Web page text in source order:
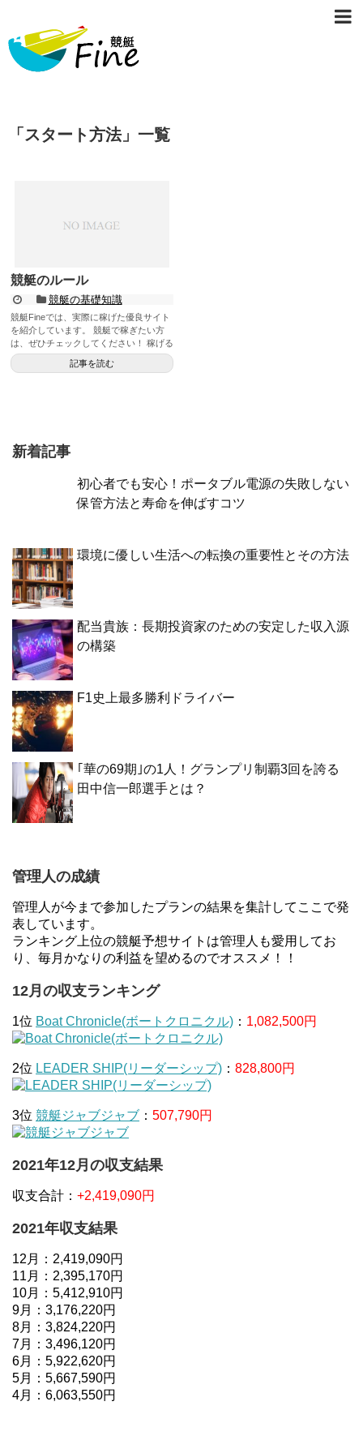
「 スタート方法」 一覧
競艇のルール
競艇の基礎知識
競艇Fineでは、実際に稼げた優良サイト
を紹介しています。 競艇で稼ぎたい方
は、ぜひチェックしてください！ 稼げる
優良サイトをチェック ...
記事を読む
新着記事
初心者でも安心！ポータブル電源の失敗しない
保管方法と寿命を伸ばすコツ
環境に優しい生活への転換の重要性とその方法
配当貴族：長期投資家のための安定した収入源
の構築
F1史上最多勝利ドライバー
｢華の69期｣の1人！グランプリ制覇3回を誇る
田中信一郎選手とは？
管理人の成績
管理人が今まで参加したプランの結果を集計してここで発
表しています。
ランキング上位の競艇予想サイトは管理人も愛用してお
り、毎月かなりの利益を望めるのでオススメ！！
12月の収支ランキング
1位 Boat Chronicle(ボートクロニクル) ： 1,082,500円
2位 LEADER SHIP(リーダーシップ) ： 828,800円
3位 競艇ジャブジャブ ： 507,790円
2021年12月の収支結果
収支合計： +2,419,090円
2021年収支結果
12月：2,419,090円
11月：2,395,170円
10月：5,412,910円
9月：3,176,220円
8月：3,824,220円
7月：3,496,120円
6月：5,922,620円
5月：5,667,590円
4月：6,063,550円